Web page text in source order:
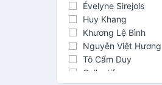
Évelyne Sirejols
Huy Khang
Khương Lệ Bình
Nguyễn Việt Hương
Tô Cẩm Duy
Collectif